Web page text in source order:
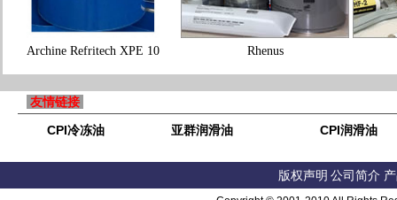
Archine Refritech XPE 10 Rhenus
友情链接
CPI冷冻油
亚群润滑油 CPI润滑油
版权声明 公司简介